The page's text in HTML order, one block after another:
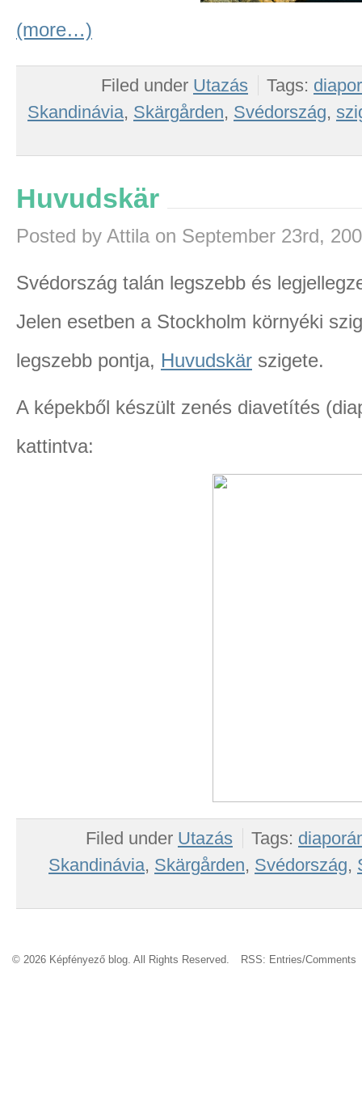
(more…)
Filed under Utazás Tags:
Skandinávia, Skärgården, Svédország,
Huvudskär
Posted by Attila on September 23rd,
Svédország talán legszebb és
Jelen esetben a Stockholm környéki
legszebb pontja, Huvudskär szigete.
A képekből készült zenés diavetítés
kattintva:
Filed under Utazás Tags:
Skandinávia, Skärgården, Svédország,
© 2026 Képfényező blog. All Rights Reserved. RSS: Entries/Comments